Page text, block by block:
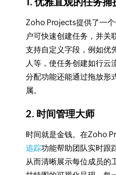
Zoho Projects提供了一
户可快速创建任务，并关
支持自定义字段，例如优
人等，使任务创建如行云
分配功能还能通过拖放形
属。
2. 时间管理大师
时间就是金钱。在Zoho
追踪功能帮助团队实时跟
从而清晰展示每位成员的